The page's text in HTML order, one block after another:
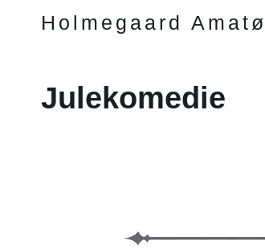
Holmegaard
Julekomedie